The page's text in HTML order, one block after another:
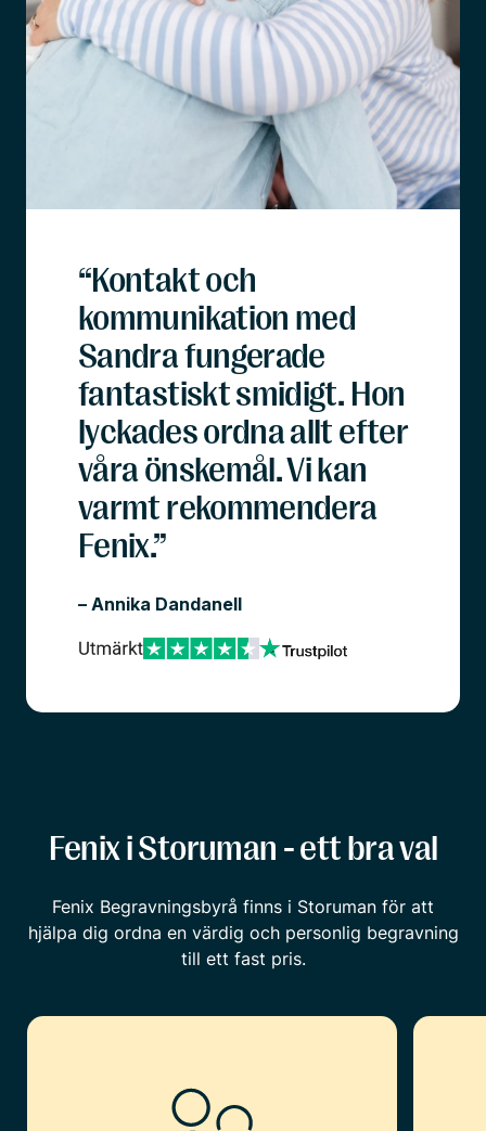
“Kontakt och
kommunikation med
Sandra fungerade
fantastiskt smidigt. Hon
lyckades ordna allt efter
våra önskemål. Vi kan
varmt rekommendera
Fenix.”
– Annika Dandanell
Fenix i Storuman - ett bra val
Fenix Begravningsbyrå finns i Storuman för att
hjälpa dig ordna en värdig och personlig begravning
till ett fast pris.